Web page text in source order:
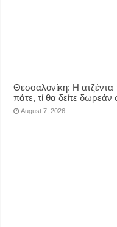
Θεσσαλονίκη: Η
πάτε, τί θα δείτε δωρεάν
August 7, 2026